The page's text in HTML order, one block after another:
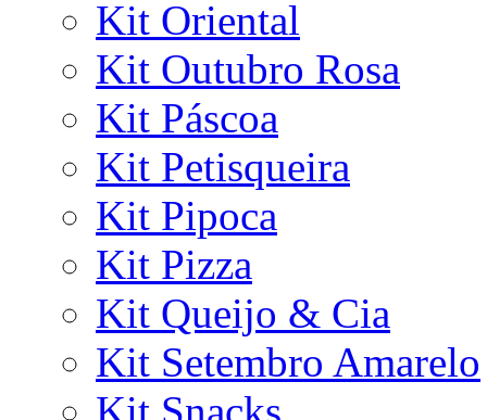
Kit Oriental
Kit Outubro Rosa
Kit Páscoa
Kit Petisqueira
Kit Pipoca
Kit Pizza
Kit Queijo & Cia
Kit Setembro Amarelo
Kit Snacks